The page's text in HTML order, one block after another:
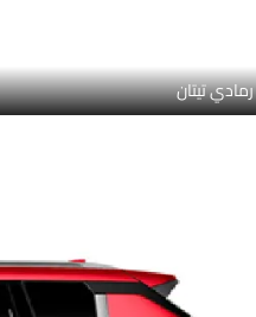
رمادي تيتان